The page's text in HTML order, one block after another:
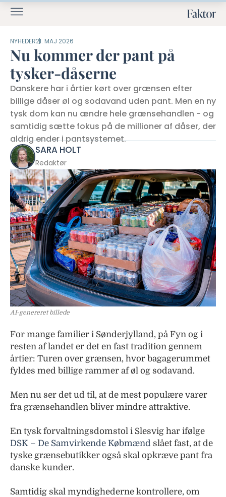
NYHEDER21. MAJ 2026
Nu kommer der pant på
tysker-dåserne
Danskere har i årtier kørt over grænsen efter
billige dåser øl og sodavand uden pant. Men en ny
tysk dom kan nu ændre hele grænsehandlen - og
samtidig sætte fokus på de millioner af dåser, der
aldrig ender i pantsystemet.
SARA HOLT
Redaktør
AI-genereret billede
For mange familier i Sønderjylland, på Fyn og i
resten af landet er det en fast tradition gennem
årtier: Turen over grænsen, hvor bagagerummet
fyldes med billige rammer af øl og sodavand.
Men nu ser det ud til, at de mest populære varer
fra grænsehandlen bliver mindre attraktive.
En tysk forvaltningsdomstol i Slesvig har ifølge
DSK – De Samvirkende Købmænd slået fast, at de
tyske grænsebutikker også skal opkræve pant fra
danske kunder.
Samtidig skal myndighederne kontrollere, om